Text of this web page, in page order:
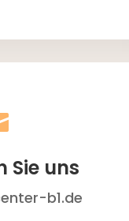
Sie uns
b1.de